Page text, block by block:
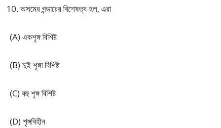
অসমের গন্ডারের বিশেষত্ব হল, এরা
(A) একশৃঙ্গ বিশিষ্ট
(B) দুই শৃঙ্গা বিশিষ্ট
(C) বহু শৃঙ্গ বিশিষ্ট
(D) শৃঙ্গবিহীন